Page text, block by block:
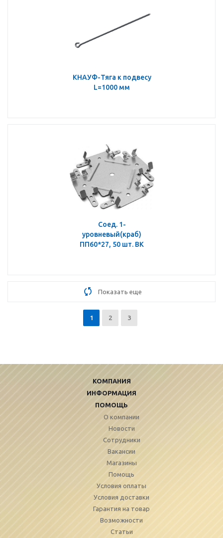
КНАУФ-Тяга к подвесу
L=1000 мм
Соед. 1-
уровневый(краб)
ПП60*27, 50 шт. ВК
Показать еще
1 2 3
КОМПАНИЯ
ИНФОРМАЦИЯ
ПОМОЩЬ
О компании
Новости
Сотрудники
Вакансии
Магазины
Помощь
Условия оплаты
Условия доставки
Гарантия на товар
Возможности
Статьи